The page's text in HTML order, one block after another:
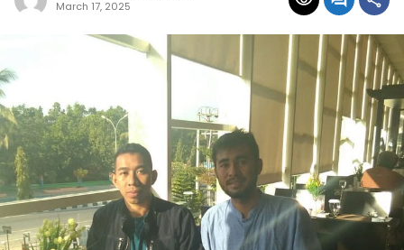
March 17, 2025